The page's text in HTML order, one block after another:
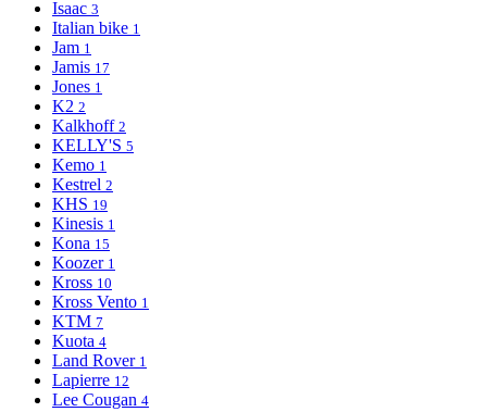
Isaac 3
Italian bike 1
Jam 1
Jamis 17
Jones 1
K2 2
Kalkhoff 2
KELLY'S 5
Kemo 1
Kestrel 2
KHS 19
Kinesis 1
Kona 15
Koozer 1
Kross 10
Kross Vento 1
KTM 7
Kuota 4
Land Rover 1
Lapierre 12
Lee Cougan 4